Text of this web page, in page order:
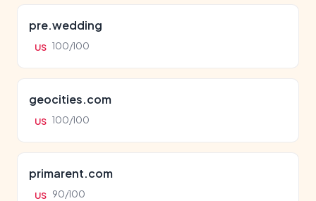
pre.wedding
US 100/100
geocities.com
US 100/100
primarent.com
US 90/100